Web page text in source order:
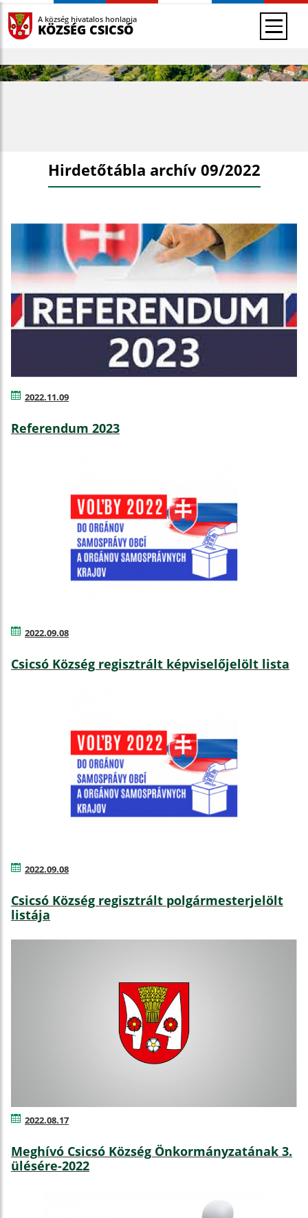
A község hivatalos honlapja
KÖZSÉG CSICSÓ
Hirdetőtábla archív 09/2022
2022.11.09
Referendum 2023
2022.09.08
Csicsó Község regisztrált képviselőjelölt lista
2022.09.08
Csicsó Község regisztrált polgármesterjelölt
listája
2022.08.17
Meghívó Csicsó Község Önkormányzatának 3.
ülésére-2022